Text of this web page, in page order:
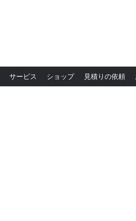
サービス ショップ 見積りの依頼